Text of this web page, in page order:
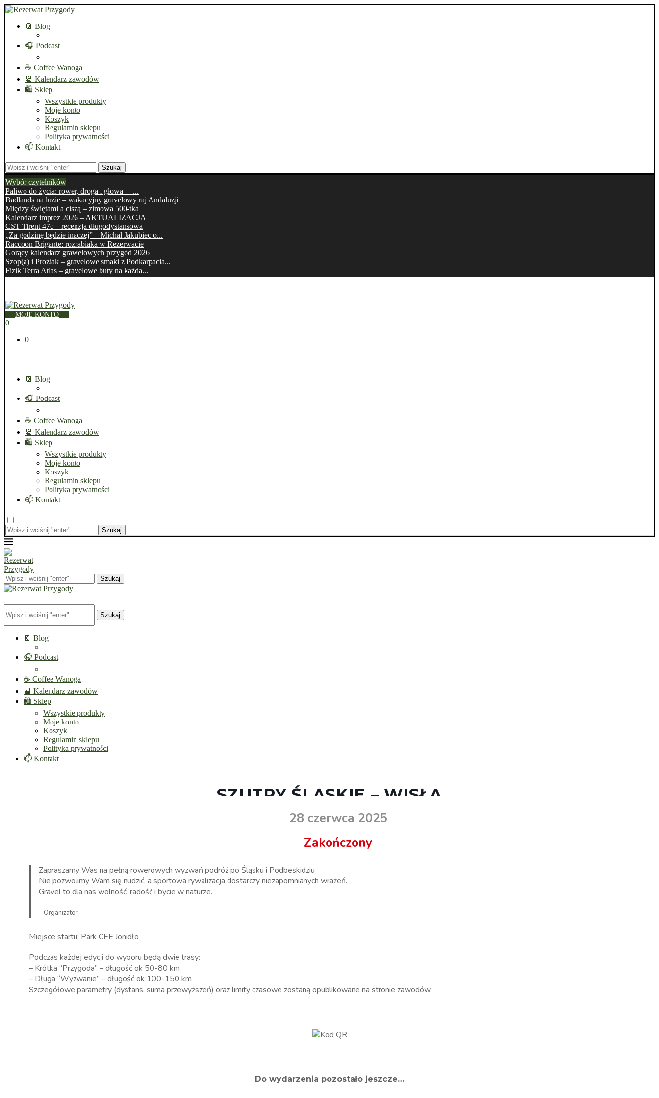
📔 Blog
🎧 Podcast
☕ Coffee Wanoga
📆 Kalendarz zawodów
🛍️ Sklep
Wszystkie produkty
Moje konto
Koszyk
Regulamin sklepu
Polityka prywatności
📫 Kontakt
Szukaj
Wybór czytelników
Paliwo do życia: rower, droga i głowa —...
Badlands na luzie – wakacyjny gravelowy raj Andaluzji
Między świętami a ciszą – zimowa 500-tka
Kalendarz imprez 2026 – AKTUALIZACJA
CST Tirent 47c – recenzja długodystansowa
„Za godzinę będzie inaczej” – Michał Jakubiec o...
Raccoon Brigante: rozrabiaka w Rezerwacie
Gorący kalendarz grawelowych przygód 2026
Szop(a) i Proziak – gravelowe smaki z Podkarpacia...
Fizik Terra Atlas – gravelowe buty na każda...
MOJE KONTO
0
0
📔 Blog
🎧 Podcast
☕ Coffee Wanoga
📆 Kalendarz zawodów
🛍️ Sklep
Wszystkie produkty
Moje konto
Koszyk
Regulamin sklepu
Polityka prywatności
📫 Kontakt
Szukaj
Szukaj
Szukaj
📔 Blog
🎧 Podcast
☕ Coffee Wanoga
📆 Kalendarz zawodów
🛍️ Sklep
Wszystkie produkty
Moje konto
Koszyk
Regulamin sklepu
Polityka prywatności
📫 Kontakt
SZUTRY ŚLĄSKIE – WISŁA
28 czerwca 2025
Zakończony
Zapraszamy Was na pełną rowerowych wyzwań podróż po Śląsku i Podbeskidziu
Nie pozwolimy Wam się nudzić, a sportowa rywalizacja dostarczy niezapomnianych wrażeń.
Gravel to dla nas wolność, radość i bycie w naturze.
– Organizator
Miejsce startu: Park CEE Jonidło
Podczas każdej edycji do wyboru będą dwie trasy:
– Krótka “Przygoda” – długość ok 50-80 km
– Długa “Wyzwanie” – długość ok 100-150 km
Szczegółowe parametry (dystans, suma przewyższeń) oraz limity czasowe zostaną opublikowane na stronie zawodów.
Do wydarzenia pozostało jeszcze…